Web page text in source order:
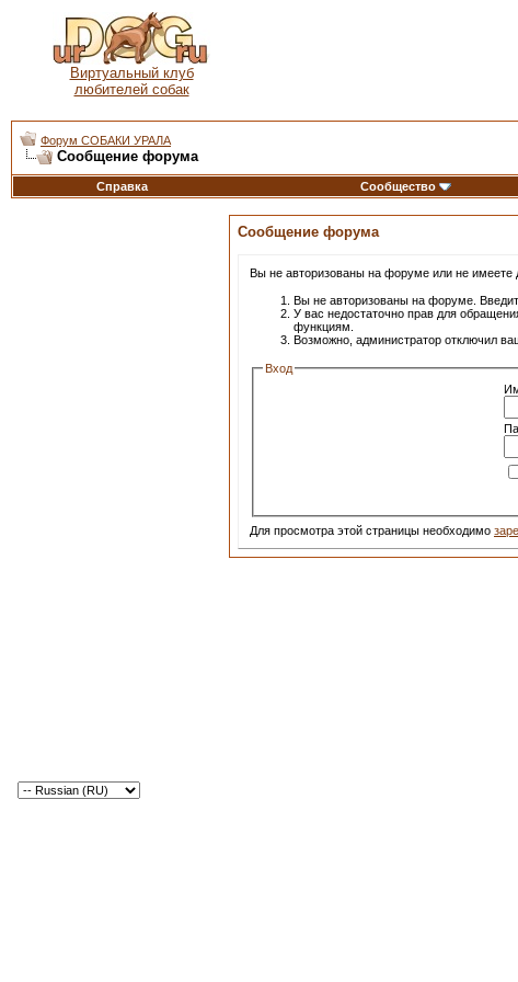
Виртуальный клуб
любителей собак
Форум СОБАКИ УРАЛА
Сообщение форума
Справка
Сообщество
Сообщение форума
Вы не авторизованы на форуме или не имеете
Вы не авторизованы на форуме.
У вас недостаточно прав для
функциям.
Возможно, администратор отключил
Вход
Для просмотра этой страницы необходимо